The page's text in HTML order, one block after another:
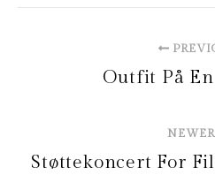
Outfit På
Støttekoncert For